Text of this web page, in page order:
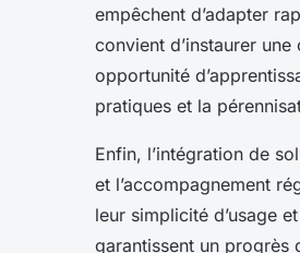
empêchent d’adapter
convient d’instaurer
opportunité
pratiques et la
Enfin, l’intégration de
et l’accompagnement
leur simplicité d’usage
garantissent un progrès